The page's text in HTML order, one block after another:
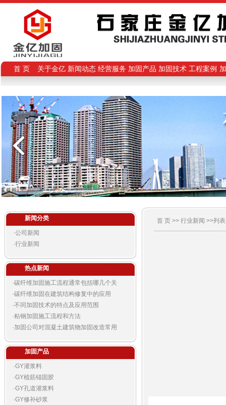
首 页 关于金亿 新闻动态 经营服务 加固产品 加固技术 工程案例
新闻分类
·公司新闻
·行业新闻
热点新闻
·碳纤维加固施工流程通常包括哪几个关
·碳纤维加固在建筑结构修复中的应用
·不同加固技术的特点及应用范围
·粘钢加固施工流程和方法
·加固公司对混凝土建筑物加固改造常用
加固产品
·GY灌浆料
·GY植筋锚固胶
·GY孔道灌浆料
·GY修补砂浆
首 页 >> 行业新闻 >>列表